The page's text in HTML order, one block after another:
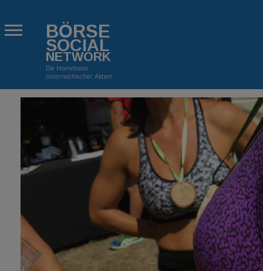
BÖRSE
SOCIAL
NETWORK
Die Homebase
österreichischer Aktien